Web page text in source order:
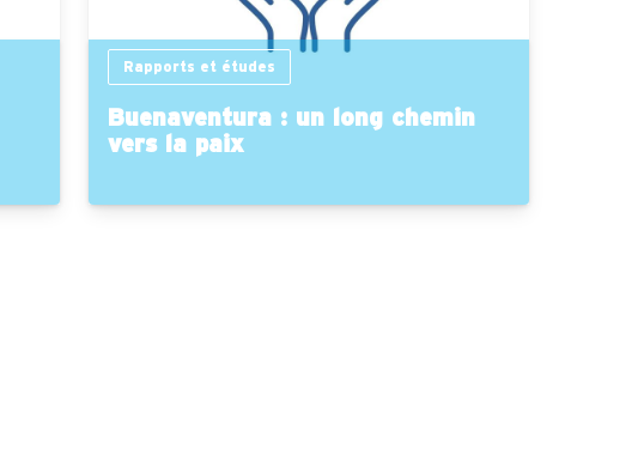
Rapports et études
Buenaventura : un long chemin
vers la paix